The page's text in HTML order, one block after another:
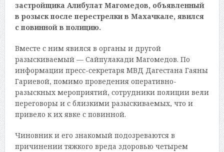
застройщика Алибулат Магомедов, объявленный
в розыск после перестрелки в Махачкале, явился
с повинной в полицию.
Вместе с ним явился в органы и другой
разыскиваемый — Сайпулакади Магомедов. По
информации пресс-секретаря МВД Дагестана Гаяны
Гариевой, помимо проведения оперативно-
разыскных мероприятий, сотрудники полиции вели
переговоры и с близкими разыскиваемых, что и
привело к их явке с повинной.
Чиновник и его знакомый подозреваются в
причинении тяжкого вреда здоровью четырем